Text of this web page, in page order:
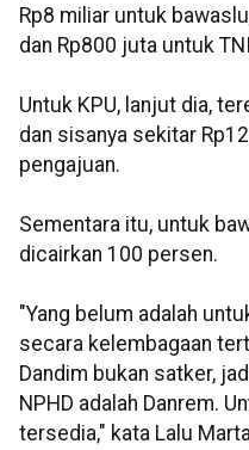
Rp8 miliar untuk
dan Rp800 juta untuk
Untuk KPU, lanjut dia,
dan sisanya sekitar
pengajuan.
Sementara itu, untuk
dicairkan 100 persen.
"Yang belum adalah
secara kelembagaan
Dandim bukan satker,
NPHD adalah Danrem.
tersedia," kata Lalu